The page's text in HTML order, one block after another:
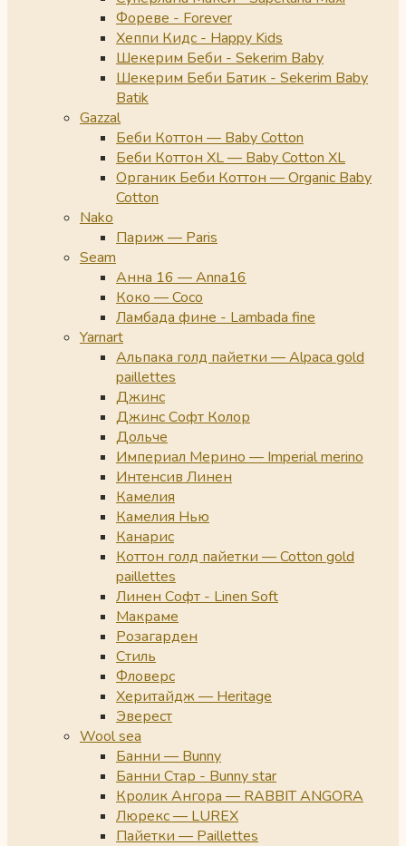
Фореве - Forever
Хеппи Кидс - Happy Kids
Шекерим Беби - Sekerim Baby
Шекерим Беби Батик - Sekerim Baby
Batik
Gazzal
Беби Коттон — Baby Cotton
Беби Коттон XL — Baby Cotton XL
Органик Беби Коттон — Organic Baby
Cotton
Nako
Париж — Paris
Seam
Анна 16 — Anna16
Коко — Coco
Ламбада фине - Lambada fine
Yarnart
Альпака голд пайетки — Alpaca gold
paillettes
Джинс
Джинс Софт Колор
Дольче
Империал Мерино — Imperial merino
Интенсив Линен
Камелия
Камелия Нью
Канарис
Коттон голд пайетки — Cotton gold
paillettes
Линен Софт - Linen Soft
Макраме
Розагарден
Стиль
Фловерс
Херитайдж — Heritage
Эверест
Wool sea
Банни — Bunny
Банни Стар - Bunny star
Кролик Ангора — RABBIT ANGORA
Люрекс — LUREX
Пайетки — Paillettes